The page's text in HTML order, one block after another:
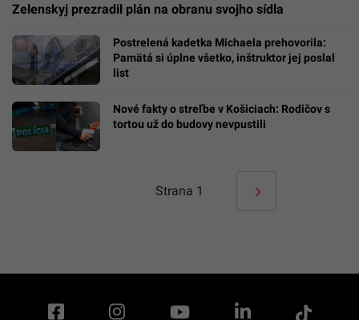
Zelenskyj prezradil plán na obranu svojho sídla
Postrelená kadetka Michaela prehovorila:
Pamätá si úplne všetko, inštruktor jej poslal
list
Nové fakty o streľbe v Košiciach: Rodičov s
tortou už do budovy nevpustili
Strana 1